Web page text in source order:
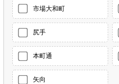
市場大和町
尻手
本町通
矢向